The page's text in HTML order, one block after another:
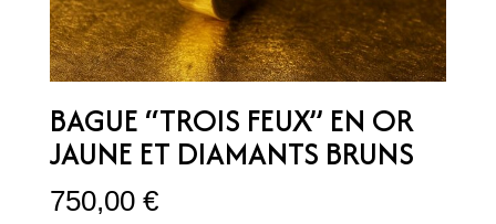
BAGUE “TROIS FEUX” EN OR
JAUNE ET DIAMANTS BRUNS
750,00 €